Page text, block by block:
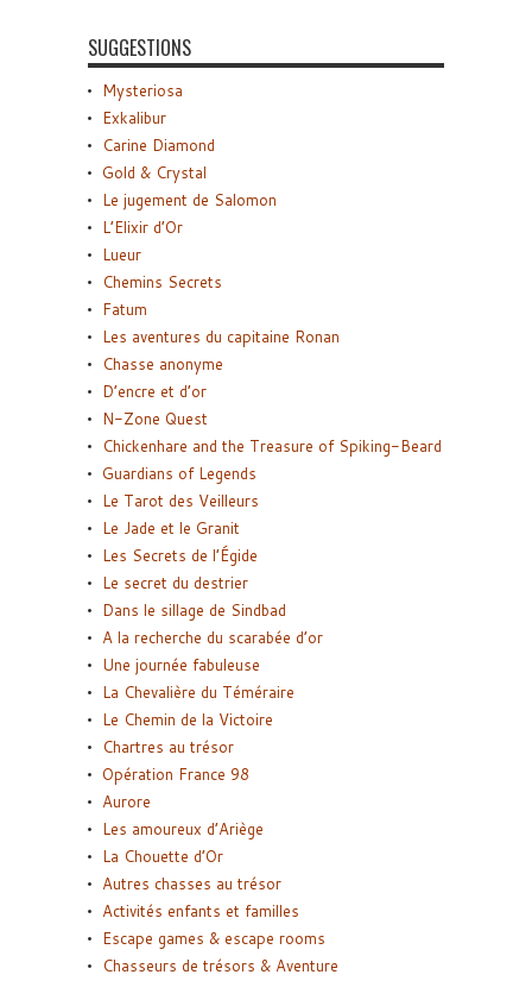
SUGGESTIONS
Mysteriosa
Exkalibur
Carine Diamond
Gold & Crystal
Le jugement de Salomon
L’Elixir d’Or
Lueur
Chemins Secrets
Fatum
Les aventures du capitaine Ronan
Chasse anonyme
D’encre et d’or
N-Zone Quest
Chickenhare and the Treasure of Spiking-Beard
Guardians of Legends
Le Tarot des Veilleurs
Le Jade et le Granit
Les Secrets de l’Égide
Le secret du destrier
Dans le sillage de Sindbad
A la recherche du scarabée d’or
Une journée fabuleuse
La Chevalière du Téméraire
Le Chemin de la Victoire
Chartres au trésor
Opération France 98
Aurore
Les amoureux d’Ariège
La Chouette d’Or
Autres chasses au trésor
Activités enfants et familles
Escape games & escape rooms
Chasseurs de trésors & Aventure